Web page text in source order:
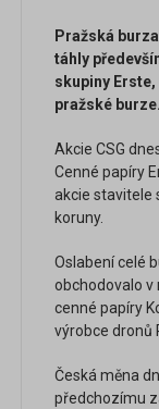
Pražská
táhly
skupiny
pražské burze.
Akcie CSG
Cenné papíry
akcie stavitele
koruny.
Oslabení celé
obchodovalo v
cenné papíry
výrobce dronů
Česká měna
předchozímu